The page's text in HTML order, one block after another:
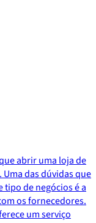
abrir uma loja de
das dúvidas que
de negócios é a
os fornecedores.
um serviço